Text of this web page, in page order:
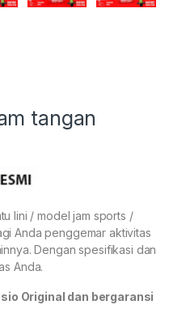
tangan
lini / model jam sports /
Anda penggemar aktivitas
Dengan spesifikasi dan
Anda.
Original dan bergaransi